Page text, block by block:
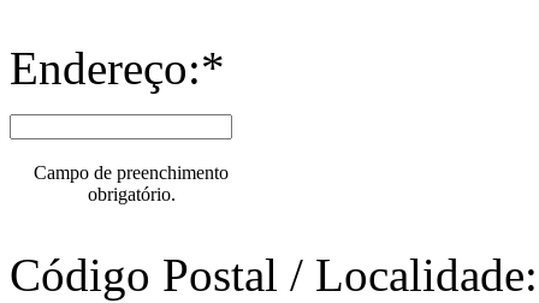
Endereço:*
Campo de preenchimento
obrigatório.
Código Postal /